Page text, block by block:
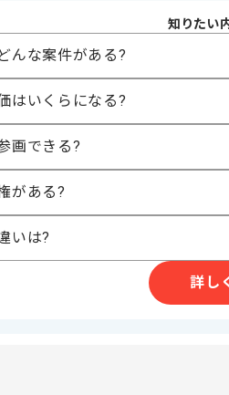
人事・給与・労務シス
特徴 参画実績あり , 長期プ
めるスキル
Webアプリケーションの設計開発経
Goを用いた開発経験（3年以上）
Next.jsを用いた開発経験（1年以上）
迎スキル
クラウドインフラ環境での開発経験
・チームの課題の発見や改善に取り組
知りたい
んな案件がある?
はいくらになる?
画できる?
がある?
いは?
詳し